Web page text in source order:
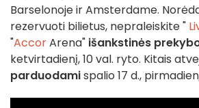
Barselonoje ir Amsterdame.
rezervuoti bilietus, nepraleiskite "
"AccorArena" išankstinės
ketvirtadienį, 10 val. ryto. Kitais
parduodamispalio 17 d.,